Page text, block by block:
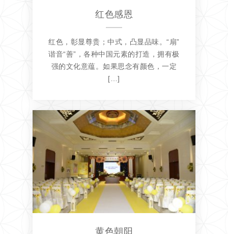
红色感恩
红色，彰显尊贵；中式，凸显品味。“扇”
谐音“善”，各种中国元素的打造，拥有极
强的文化意蕴。如果思念有颜色，一定
[…]
黄色朝阳